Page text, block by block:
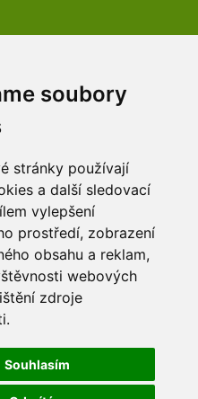
soubory
stránky používají
a další sledovací
vylepšení
prostředí, zobrazení
obsahu a reklam,
webových
zdroje
Souhlasím
profily domova a arboreta
Youtube profily domova a arboreta
zařízení Pardubického kraje
created by
GDPR Cookies